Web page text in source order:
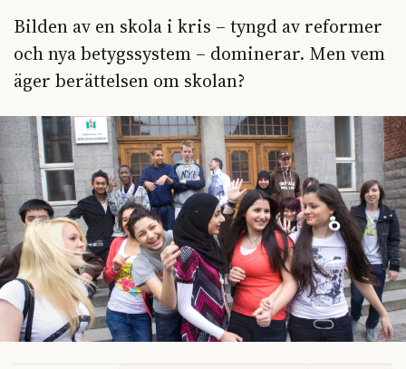
Bilden av en skola i kris – tyngd av reformer
och nya betygssystem – dominerar. Men vem
äger berättelsen om skolan?